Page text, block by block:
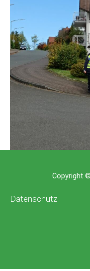
Copyright
Datenschutz